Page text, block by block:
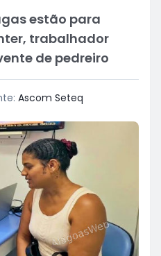
estão para
trabalhador
de pedreiro
Ascom Seteq